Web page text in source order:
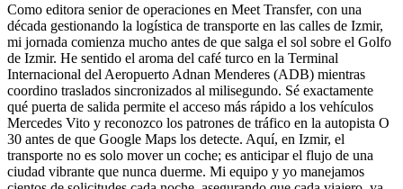
Como editora senior de operaciones en Meet Transfer, con una
década gestionando la logística de transporte en las calles de Izmir,
mi jornada comienza mucho antes de que salga el sol sobre el Golfo
de Izmir. He sentido el aroma del café turco en la Terminal
Internacional del Aeropuerto Adnan Menderes (ADB) mientras
coordino traslados sincronizados al milisegundo. Sé exactamente
qué puerta de salida permite el acceso más rápido a los vehículos
Mercedes Vito y reconozco los patrones de tráfico en la autopista O
30 antes de que Google Maps los detecte. Aquí, en Izmir, el
transporte no es solo mover un coche; es anticipar el flujo de una
ciudad vibrante que nunca duerme. Mi equipo y yo manejamos